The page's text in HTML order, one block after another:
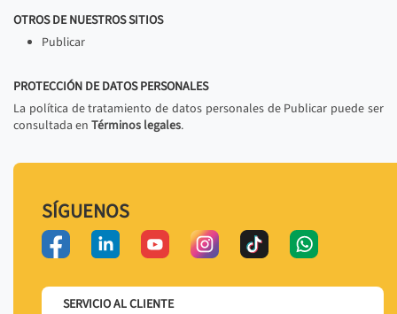
OTROS DE NUESTROS SITIOS
Publicar
PROTECCIÓN DE DATOS PERSONALES
La política de tratamiento de datos personales de Publicar puede ser
consultada en Términos legales.
SÍGUENOS
SERVICIO AL CLIENTE